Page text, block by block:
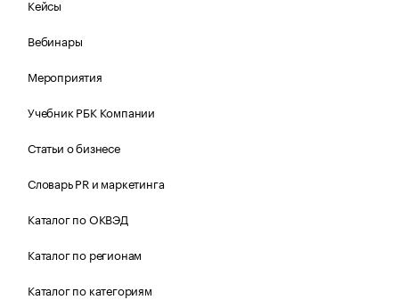
Кейсы
Вебинары
Мероприятия
Учебник РБК Компании
Статьи о бизнесе
Словарь PR и маркетинга
Каталог по ОКВЭД
Каталог по регионам
Каталог по категориям